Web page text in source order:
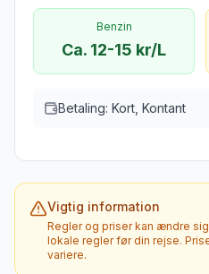
Benzin
Ca. 12-15 kr/L
Betaling: Kort, Kontant
Vigtig information
Regler og priser kan ændre
lokale regler før din rejse.
variere.